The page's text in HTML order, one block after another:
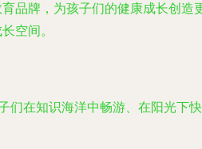
品牌，为孩子们的健康成长创造
空间。
们在知识海洋中畅游、在阳光下